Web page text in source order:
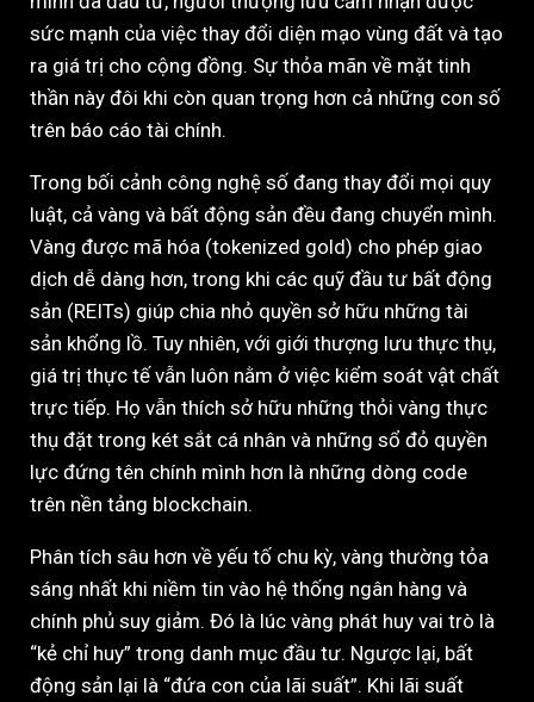
sức mạnh của việc thay đổi diện mạo vùng đất và tạo
ra giá trị cho cộng đồng. Sự thỏa mãn về mặt tinh
thần này đôi khi còn quan trọng hơn cả những con số
trên báo cáo tài chính.
Trong bối cảnh công nghệ số đang thay đổi mọi quy
luật, cả vàng và bất động sản đều đang chuyển mình.
Vàng được mã hóa (tokenized gold) cho phép giao
dịch dễ dàng hơn, trong khi các quỹ đầu tư bất động
sản (REITs) giúp chia nhỏ quyền sở hữu những tài
sản khổng lồ. Tuy nhiên, với giới thượng lưu thực thụ,
giá trị thực tế vẫn luôn nằm ở việc kiểm soát vật chất
trực tiếp. Họ vẫn thích sở hữu những thỏi vàng thực
thụ đặt trong két sắt cá nhân và những sổ đỏ quyền
lực đứng tên chính mình hơn là những dòng code
trên nền tảng blockchain.
Phân tích sâu hơn về yếu tố chu kỳ, vàng thường tỏa
sáng nhất khi niềm tin vào hệ thống ngân hàng và
chính phủ suy giảm. Đó là lúc vàng phát huy vai trò là
“kẻ chỉ huy” trong danh mục đầu tư. Ngược lại, bất
động sản lại là “đứa con của lãi suất”. Khi lãi suất